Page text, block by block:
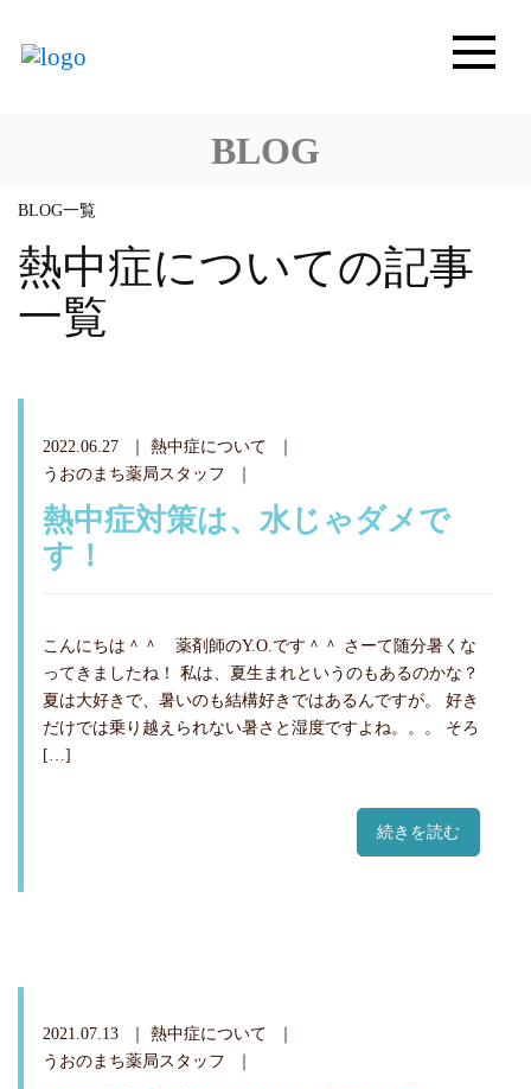
BLOG
BLOG一覧
熱中症についての記事
一覧
2022.06.27
熱中症について
うおのまち薬局スタッフ
熱中症対策は、水じゃダメで
す！
こんにちは＾＾ 薬剤師のY.O.です＾＾ さーて随分暑くな
ってきましたね！ 私は、夏生まれというのもあるのかな？
夏は大好きで、暑いのも結構好きではあるんですが。 好き
だけでは乗り越えられない暑さと湿度ですよね。。。 そろ
[…]
続きを読む
2021.07.13
熱中症について
うおのまち薬局スタッフ